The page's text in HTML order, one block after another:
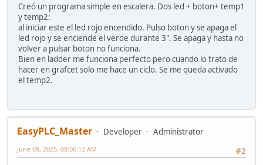
Creó un programa simple en escalera. Dos led + boton+ temp1
y temp2:
al iniciar este el led rojo encendido. Pulso boton y se apaga el
led rojo y se enciende el verde durante 3". Se apaga y hasta no
volver a pulsar boton no funciona.
Bien en ladder me funciona perfecto pero cuando lo trato de
hacer en grafcet solo me hace un ciclo. Se me queda activado
el temp2.
EasyPLC_Master Developer
Administrator
#2
June 09, 2025, 08:06:12 AM